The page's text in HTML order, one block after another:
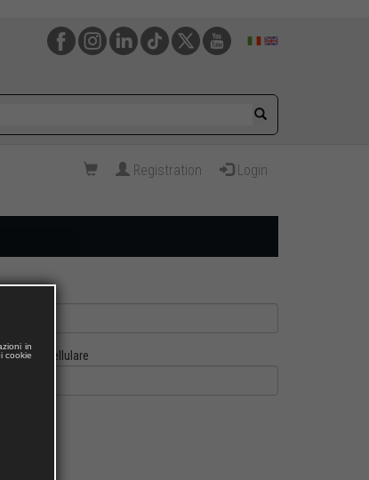
Registration Login
Cellulare
in
cookie